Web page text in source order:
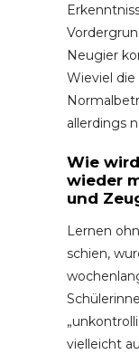
Neugier
Wieviel die
allerdings
Wie
wieder
und
Lernen
schien,
vielleicht